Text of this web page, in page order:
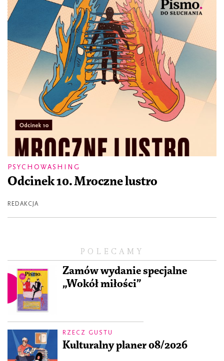
POLECAMY
Zamów wydanie specjalne
„Wokół miłości”
RZECZ GUSTU
Kulturalny planer 08/2026
PSYCHOWASHING
Odcinek 10. Mroczne lustro
REDAKCJA